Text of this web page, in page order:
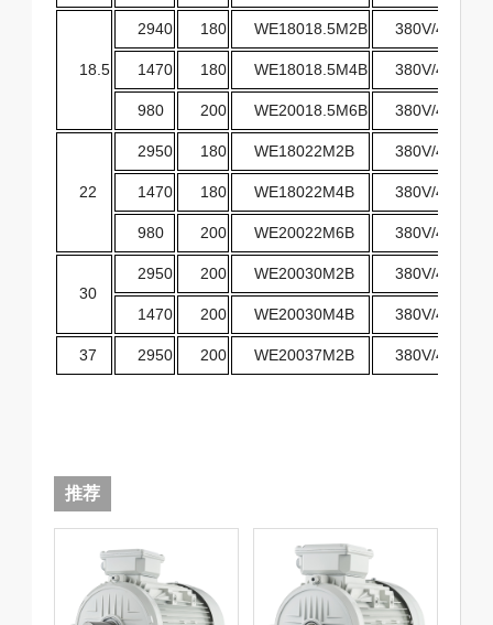
18.5
2940 180 WE18018.5M2B 380V/400V/
1470 180 WE18018.5M4B 380V/400V/
980 200 WE20018.5M6B 380V/400V/
22
2950 180 WE18022M2B 380V/400V/
1470 180 WE18022M4B 380V/400V/
980 200 WE20022M6B 380V/400V/
30
2950 200 WE20030M2B 380V/400V/
1470 200 WE20030M4B 380V/400V/
37 2950 200 WE20037M2B 380V/400V/
推荐